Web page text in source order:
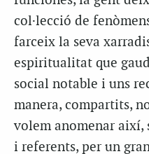
col·lecció de
farceix la seva
espiritualitat que
social notable i uns
manera, compartits,
volem anomenar així,
i referents, per un